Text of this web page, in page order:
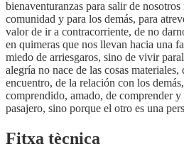
bienaventuranzas para salir de
comunidad y para los demás, para
valor de ir a contracorriente, de no
en quimeras que nos llevan hacia una
miedo de arriesgaros, sino de vivir
alegría no nace de las cosas
encuentro, de la relación con los
comprendido, amado, de comprender
pasajero, sino porque el otro es una
Fitxa tècnica